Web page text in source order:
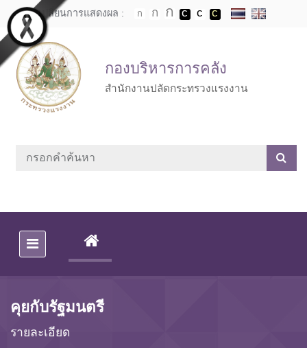
Skip to main content
เปลี่ยนการแสดงผล :
กองบริหารการคลัง
สำนักงานปลัดกระทรวงแรงงาน
(CURRENT)
คุยกับรัฐมนตรี
รายละเอียด